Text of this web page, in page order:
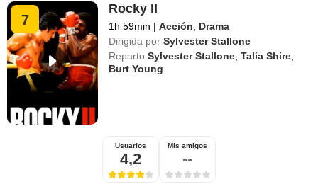
7
Rocky II
1h 59min | Acción
Drama
Dirigida por Sylvester Stallone
Reparto Sylvester Stallone ,Talia Shire
Burt Young
Usuarios
4,2
Mis amigos
--